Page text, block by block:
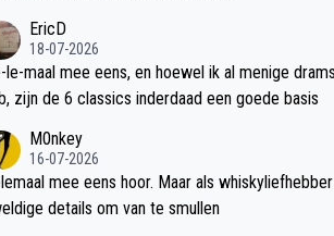
EricD
18-07-2026
le-maal mee eens, en hoewel ik al menige
heb, zijn de 6 classics inderdaad een goede basis
M0nkey
16-07-2026
mee eens hoor. Maar als
details om van te smullen